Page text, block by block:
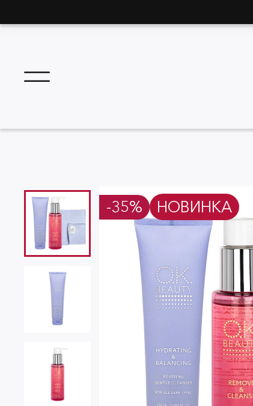
-35% НОВИНКА